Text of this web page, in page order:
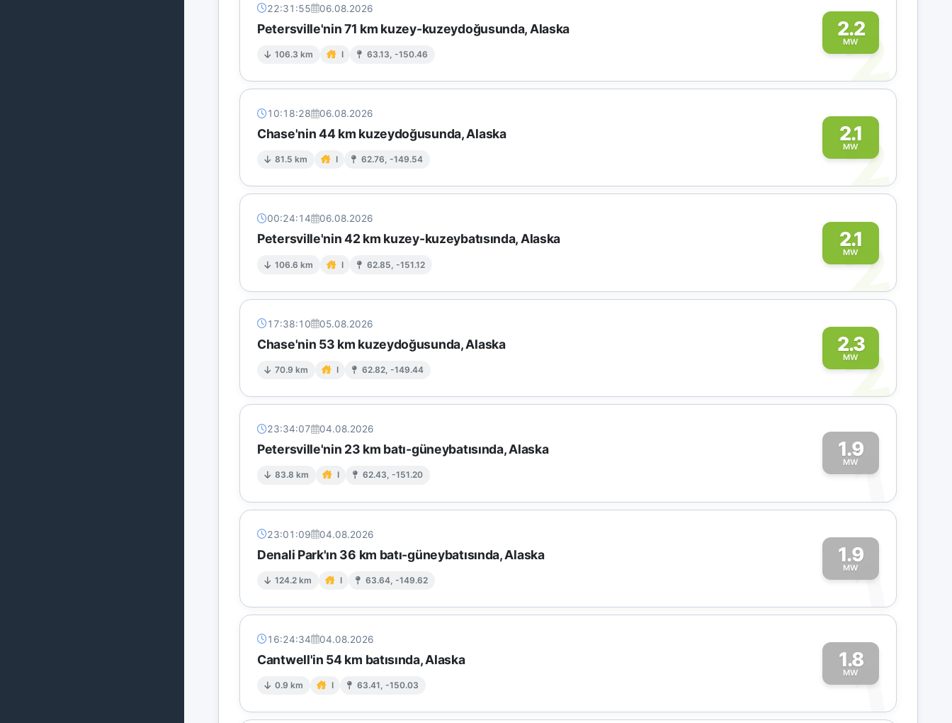
22:31:55 06.08.2026
Petersville'nin 71 km kuzey-kuzeydoğusunda, Alaska
106.3 km I 63.13, -150.46
2.2
MW
2
10:18:28 06.08.2026
Chase'nin 44 km kuzeydoğusunda, Alaska
81.5 km I 62.76, -149.54
2.1
MW
2
00:24:14 06.08.2026
Petersville'nin 42 km kuzey-kuzeybatısında, Alaska
106.6 km I 62.85, -151.12
2.1
MW
2
17:38:10 05.08.2026
Chase'nin 53 km kuzeydoğusunda, Alaska
70.9 km I 62.82, -149.44
2.3
MW
2
23:34:07 04.08.2026
Petersville'nin 23 km batı-güneybatısında, Alaska
83.8 km I 62.43, -151.20
1.9
MW
1
23:01:09 04.08.2026
Denali Park'ın 36 km batı-güneybatısında, Alaska
124.2 km I 63.64, -149.62
1.9
MW
1
16:24:34 04.08.2026
Cantwell'in 54 km batısında, Alaska
0.9 km I 63.41, -150.03
1.8
MW
1